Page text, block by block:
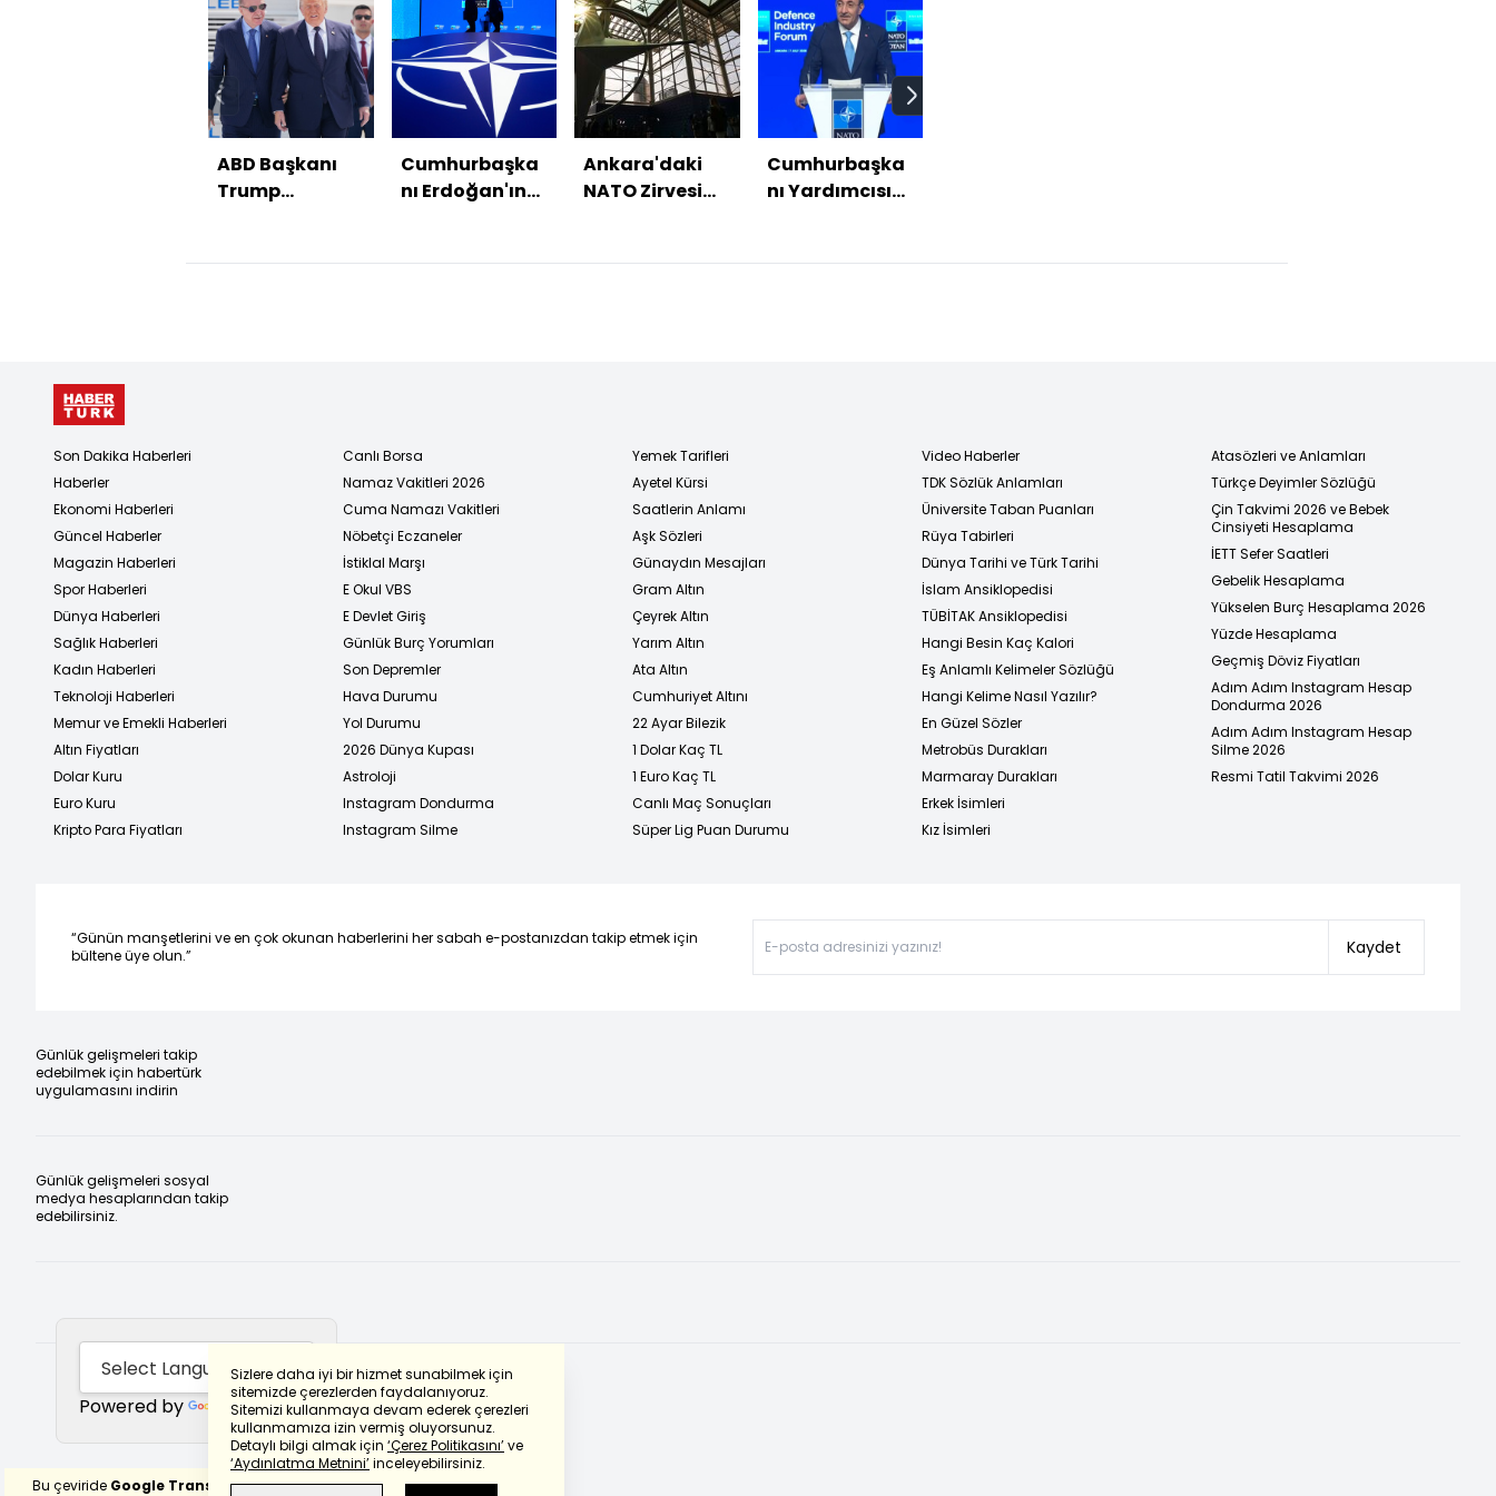
ABD Başkanı
Trump
Cumhurbaşka
nı Erdoğan'ın
Ankara'daki
NATO Zirvesi
Forumu ile
Cumhurbaşka
nı Yardımcısı
ihracatı
patlama
Türkiye'nin
Sizlere daha iyi bir hizmet sunabilmek için
sitemizde çerezlerden faydalanıyoruz.
Sitemizi kullanmaya devam ederek çerezleri
kullanmamıza izin vermiş oluyorsunuz.
Detaylı bilgi almak için ‘Çerez Politikasını’ve
‘Aydınlatma Metnini’inceleyebilirsiniz.
Son Dakika Haberleri
Haberler
Ekonomi Haberleri
Güncel Haberler
Magazin Haberleri
Spor Haberleri
Dünya Haberleri
Sağlık Haberleri
Kadın Haberleri
Teknoloji Haberleri
Memur ve Emekli Haberleri
Altın Fiyatları
Dolar Kuru
Euro Kuru
Kripto Para Fiyatları
Canlı Borsa
Namaz Vakitleri 2026
Cuma Namazı Vakitleri
Nöbetçi Eczaneler
İstiklal Marşı
E Okul VBS
E Devlet Giriş
Günlük Burç Yorumları
Son Depremler
Hava Durumu
Yol Durumu
2026 Dünya Kupası
Astroloji
Instagram Dondurma
Instagram Silme
Yemek Tarifleri
Ayetel Kürsi
Saatlerin Anlamı
Aşk Sözleri
Günaydın Mesajları
Gram Altın
Çeyrek Altın
Yarım Altın
Ata Altın
Cumhuriyet Altını
22 Ayar Bilezik
1 Dolar Kaç TL
1 Euro Kaç TL
Canlı Maç Sonuçları
Süper Lig Puan Durumu
Video Haberler
TDK Sözlük Anlamları
Üniversite Taban Puanları
Rüya Tabirleri
Dünya Tarihi ve Türk Tarihi
İslam Ansiklopedisi
TÜBİTAK Ansiklopedisi
Hangi Besin Kaç Kalori
Eş Anlamlı Kelimeler Sözlüğü
Hangi Kelime Nasıl Yazılır?
En Güzel Sözler
Metrobüs Durakları
Marmaray Durakları
Erkek İsimleri
Kız İsimleri
Atasözleri ve Anlamları
Türkçe Deyimler Sözlüğü
Çin Takvimi 2026 ve Bebek
Cinsiyeti Hesaplama
İETT Sefer Saatleri
Gebelik Hesaplama
Yükselen Burç Hesaplama 2026
Yüzde Hesaplama
Geçmiş Döviz Fiyatları
Adım Adım Instagram Hesap
Dondurma 2026
Adım Adım Instagram Hesap
Silme 2026
Resmi Tatil Takvimi 2026
“Günün manşetlerini ve en çok okunan haberlerini her sabah e-postanızdan takip etmek için
bültene üye olun.”
Kaydet
Günlük gelişmeleri takip
edebilmek için habertürk
uygulamasını indirin
Günlük gelişmeleri sosyal
medya hesaplarından takip
edebilirsiniz.
Powered by Translate
Bu çeviride Google Transletekullanılmıştır.